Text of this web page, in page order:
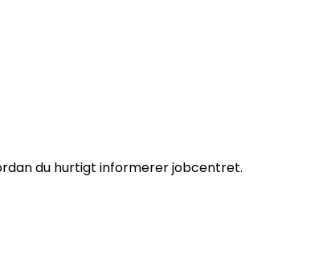
du hurtigt informerer jobcentret.